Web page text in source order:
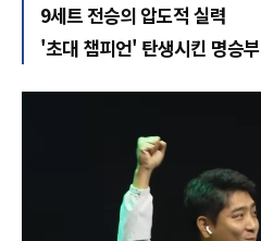
9세트 전승의 압도적 실력
'초대 챔피언' 탄생시킨 명승부